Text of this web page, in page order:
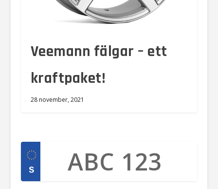
Veemann fälgar – ett
kraftpaket!
28 november, 2021